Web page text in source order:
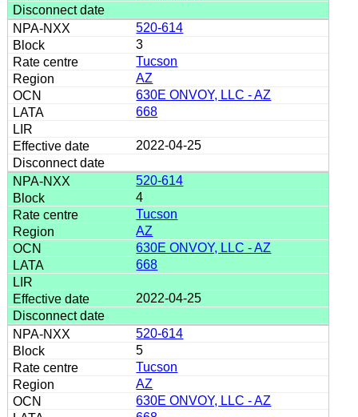
520-614
3
Tucson
AZ
630E ONVOY, LLC - AZ
668
2022-04-25
520-614
4
Tucson
AZ
630E ONVOY, LLC - AZ
668
2022-04-25
520-614
5
Tucson
AZ
630E ONVOY, LLC - AZ